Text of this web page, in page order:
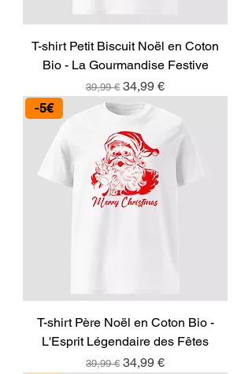
T-shirt Petit Biscuit Noël en Coton
Bio - La Gourmandise Festive
Prix original
39,99 € Prix promotionnel
34,99 €
-5€
T-shirt Père Noël en Coton Bio -
L'Esprit Légendaire des Fêtes
Prix original
39,99 € Prix promotionnel
34,99 €